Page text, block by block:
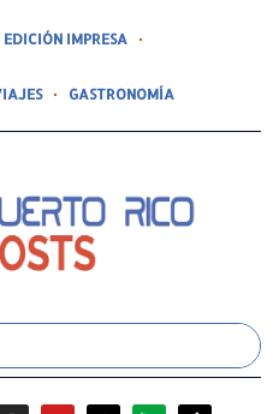
EDICIÓN IMPRESA
GASTRONOMÍA